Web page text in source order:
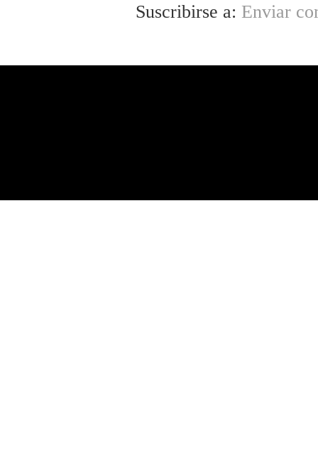
Suscribirse a: Enviar